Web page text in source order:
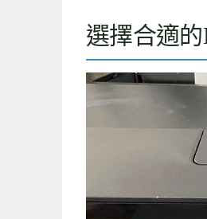
選擇合適